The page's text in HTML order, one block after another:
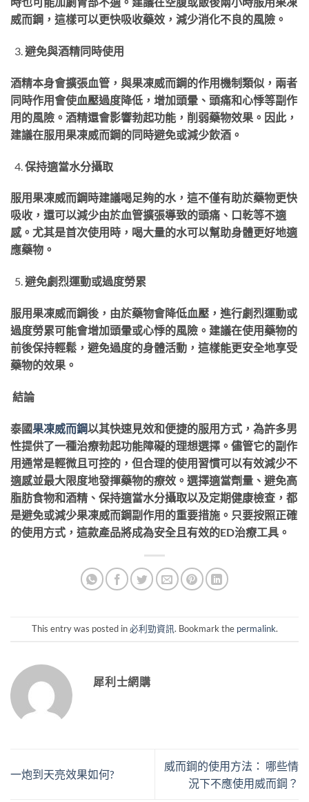
威而鋼，這樣可以更快吸收藥效，減少消化不良的風險。
避免與酒精同時使用
酒精本身會擴張血管，與果凍威而鋼的作用機制類似，兩者
同時作用會使血壓過度降低，增加頭暈、頭痛和心悸等副作
用的風險。酒精還會影響勃起功能，削弱藥物效果。因此，
建議在服用果凍威而鋼的同時避免或減少飲酒。
保持適當水分攝取
服用果凍威而鋼時建議喝足夠的水，這不僅有助於藥物更快
吸收，還可以減少由於血管擴張導致的頭痛、口乾等不適
感。尤其是首次使用時，喝大量的水可以幫助身體更好地適
應藥物。
避免劇烈運動或過度勞累
服用果凍威而鋼後，由於藥物會降低血壓，進行劇烈運動或
過度勞累可能會增加頭暈或心悸的風險。建議在使用藥物的
前後保持輕鬆，避免過度的身體活動，這樣能更安全地享受
藥物的效果。
結論
泰國果凍威而鋼以其快速見效和便捷的服用方式，為許多男
性提供了一種治療勃起功能障礙的理想選擇。儘管它的副作
用通常是輕微且可控的，但合理的使用習慣可以有效減少不
適感並最大限度地發揮藥物的療效。選擇適當劑量、避免高
脂肪食物和酒精、保持適當水分攝取以及定期健康檢查，都
是避免或減少果凍威而鋼副作用的重要措施。只要按照正確
的使用方式，這款產品將成為安全且有效的ED治療工具。
This entry was posted in必利勁資訊. Bookmark the permalink.
犀利士網購
一炮到天亮效果如何?
威而鋼的使用方法： 哪些情
況下不應使用威而鋼？